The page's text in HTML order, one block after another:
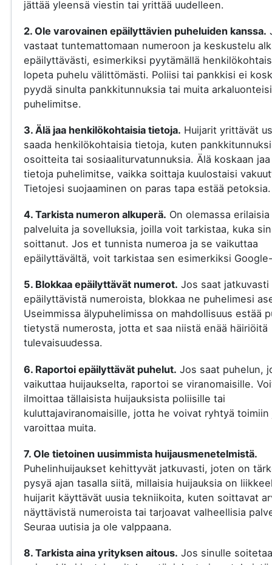
jättää yleensä viestin tai yrittää uudelleen.
2. Ole varovainen epäilyttävien puheluiden kanssa.
vastaat tuntemattomaan numeroon ja keskustelu
epäilyttävästi, esimerkiksi pyytämällä
lopeta puhelu välittömästi. Poliisi tai pankkisi ei
pyydä sinulta pankkitunnuksia tai muita
puhelimitse.
3. Älä jaa henkilökohtaisia tietoja. Huijarit yrittävät
saada henkilökohtaisia tietoja, kuten
osoitteita tai sosiaaliturvatunnuksia. Älä koskaan
tietoja puhelimitse, vaikka soittaja kuulostaisi
Tietojesi suojaaminen on paras tapa estää petoksia.
4. Tarkista numeron alkuperä. On olemassa erilaisia
palveluita ja sovelluksia, joilla voit tarkistaa, kuka
soittanut. Jos et tunnista numeroa ja se vaikuttaa
epäilyttävältä, voit tarkistaa sen esimerkiksi
5. Blokkaa epäilyttävät numerot. Jos saat jatkuvasti
epäilyttävistä numeroista, blokkaa ne puhelimesi
Useimmissa älypuhelimissa on mahdollisuus estää
tietystä numerosta, jotta et saa niistä enää häiriöitä
tulevaisuudessa.
6. Raportoi epäilyttävät puhelut. Jos saat puhelun,
vaikuttaa huijaukselta, raportoi se viranomaisille.
ilmoittaa tällaisista huijauksista poliisille tai
kuluttajaviranomaisille, jotta he voivat ryhtyä toimiin
varoittaa muita.
7. Ole tietoinen uusimmista huijausmenetelmistä.
Puhelinhuijaukset kehittyvät jatkuvasti, joten on
pysyä ajan tasalla siitä, millaisia huijauksia on
huijarit käyttävät uusia tekniikoita, kuten soittavat
näyttävistä numeroista tai tarjoavat valheellisia
Seuraa uutisia ja ole valppaana.
8. Tarkista aina yrityksen aitous. Jos sinulle